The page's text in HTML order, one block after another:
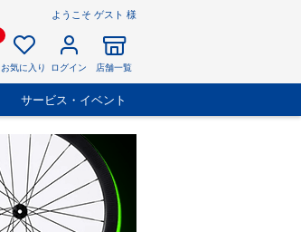
ようこそ ゲスト 様
お気に入り ログイン 店舗一覧
サービス・イベント